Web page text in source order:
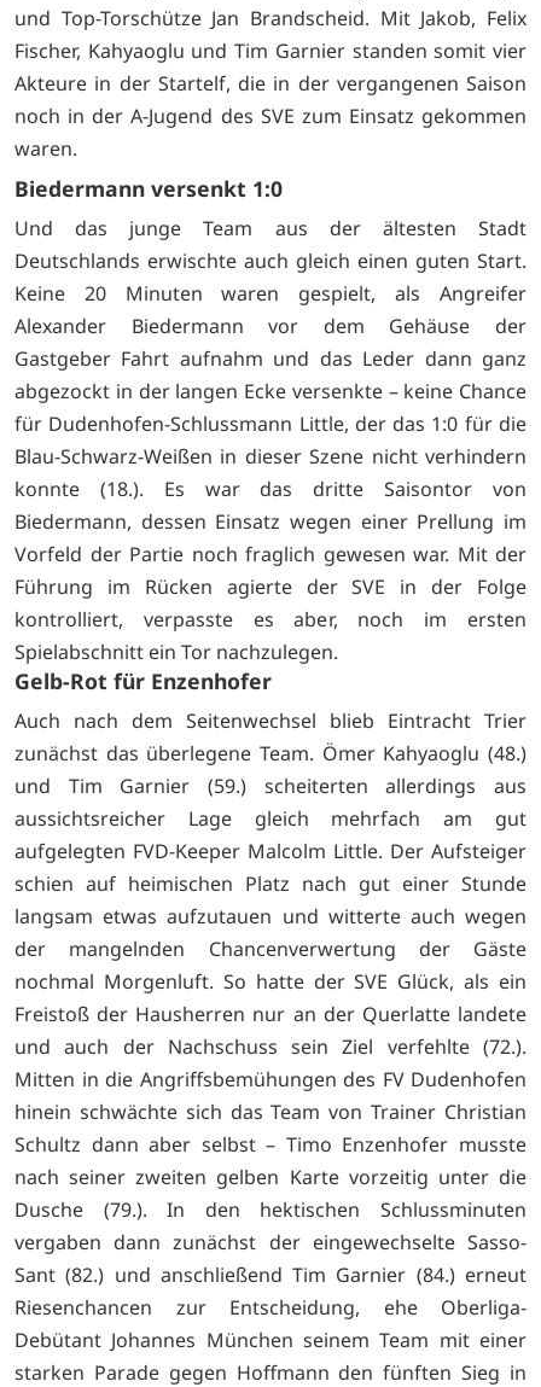
und Top-Torschütze Jan Brandscheid. Mit Jakob, Felix
Fischer, Kahyaoglu und Tim Garnier standen somit vier
Akteure in der Startelf, die in der vergangenen Saison
noch in der A-Jugend des SVE zum Einsatz gekommen
waren.
Biedermann versenkt 1:0
Und das junge Team aus der ältesten Stadt
Deutschlands erwischte auch gleich einen guten Start.
Keine 20 Minuten waren gespielt, als Angreifer
Alexander Biedermann vor dem Gehäuse der
Gastgeber Fahrt aufnahm und das Leder dann ganz
abgezockt in der langen Ecke versenkte – keine Chance
für Dudenhofen-Schlussmann Little, der das 1:0 für die
Blau-Schwarz-Weißen in dieser Szene nicht verhindern
konnte (18.). Es war das dritte Saisontor von
Biedermann, dessen Einsatz wegen einer Prellung im
Vorfeld der Partie noch fraglich gewesen war. Mit der
Führung im Rücken agierte der SVE in der Folge
kontrolliert, verpasste es aber, noch im ersten
Spielabschnitt ein Tor nachzulegen.
Gelb-Rot für Enzenhofer
Auch nach dem Seitenwechsel blieb Eintracht Trier
zunächst das überlegene Team. Ömer Kahyaoglu (48.)
und Tim Garnier (59.) scheiterten allerdings aus
aussichtsreicher Lage gleich mehrfach am gut
aufgelegten FVD-Keeper Malcolm Little. Der Aufsteiger
schien auf heimischen Platz nach gut einer Stunde
langsam etwas aufzutauen und witterte auch wegen
der mangelnden Chancenverwertung der Gäste
nochmal Morgenluft. So hatte der SVE Glück, als ein
Freistoß der Hausherren nur an der Querlatte landete
und auch der Nachschuss sein Ziel verfehlte (72.).
Mitten in die Angriffsbemühungen des FV Dudenhofen
hinein schwächte sich das Team von Trainer Christian
Schultz dann aber selbst – Timo Enzenhofer musste
nach seiner zweiten gelben Karte vorzeitig unter die
Dusche (79.). In den hektischen Schlussminuten
vergaben dann zunächst der eingewechselte Sasso-
Sant (82.) und anschließend Tim Garnier (84.) erneut
Riesenchancen zur Entscheidung, ehe Oberliga-
Debütant Johannes München seinem Team mit einer
starken Parade gegen Hoffmann den fünften Sieg in